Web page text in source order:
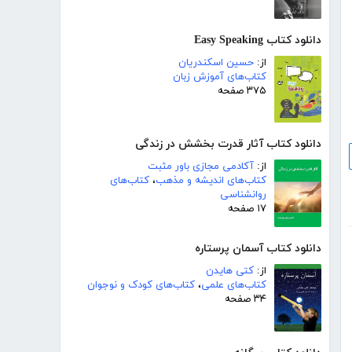
دانلود کتاب Easy Speaking
از: حسین اسکندریان
کتاب‌های آموزش زبان
۳۷۵ صفحه
دانلود کتاب آثار قدرت بخشش در زندگی
از: آکادمی مجازی باور مثبت
کتاب‌های اندیشه و مذهب، کتاب‌های
روانشناسی
۱۷ صفحه
دانلود کتاب آسمان پرستاره
از: کتی هایدن
کتاب‌های علمی، کتاب‌های کودک و نوجوان
۳۴ صفحه